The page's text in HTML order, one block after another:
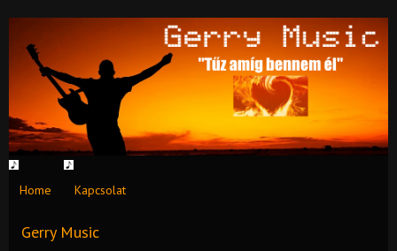
Home Kapcsolat
Gerry Music